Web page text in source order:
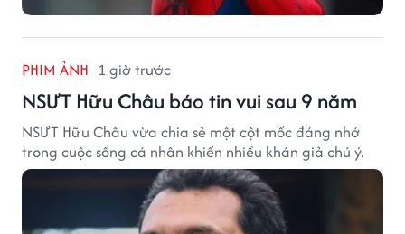
PHIM ẢNH 1 giờ trước
NSƯT Hữu Châu báo tin vui sau 9 năm
NSƯT Hữu Châu vừa chia sẻ một cột mốc đáng nhớ
trong cuộc sống cá nhân khiến nhiều khán giả chú ý.